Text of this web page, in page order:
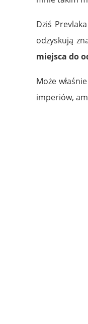
Dziś
odzyskują
miejsca do
Może
imperiów,